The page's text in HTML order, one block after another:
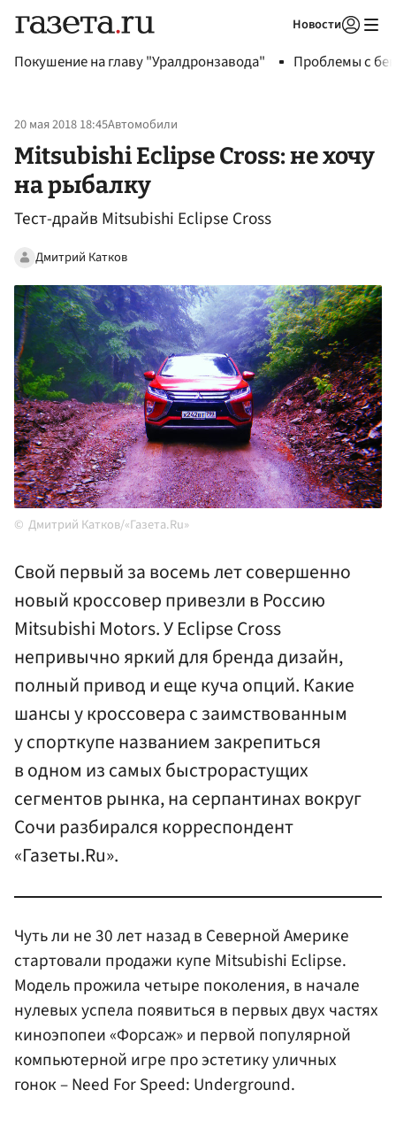
Новости
Покушение на главу "Уралдронзавода" Проблемы с
20 мая 2018 18:45Автомобили
Mitsubishi Eclipse Cross: не хочу
на рыбалку
Тест-драйв Mitsubishi Eclipse Cross
Дмитрий Катков
Дмитрий Катков/«Газета.Ru»
Свой первый за восемь лет совершенно
новый кроссовер привезли в Россию
Mitsubishi Motors. У Eclipse Cross
непривычно яркий для бренда дизайн,
полный привод и еще куча опций. Какие
шансы у кроссовера с заимствованным
у спорткупе названием закрепиться
в одном из самых быстрорастущих
сегментов рынка, на серпантинах вокруг
Сочи разбирался корреспондент
«Газеты.Ru».
Чуть ли не 30 лет назад в Северной Америке
стартовали продажи купе Mitsubishi Eclipse.
Модель прожила четыре поколения, в начале
нулевых успела появиться в первых двух частях
киноэпопеи «Форсаж» и первой популярной
компьютерной игре про эстетику уличных
гонок – Need For Speed: Underground.